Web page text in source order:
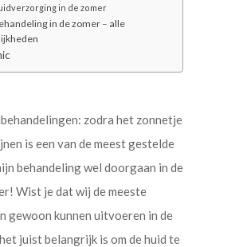
in de zomer
in de zomer – alle
zodra het zonnetje
is een van de meest gestelde
behandeling wel doorgaan in de
Wist je dat wij de meeste
gewoon kunnen uitvoeren in de
juist belangrijk is om de huid te